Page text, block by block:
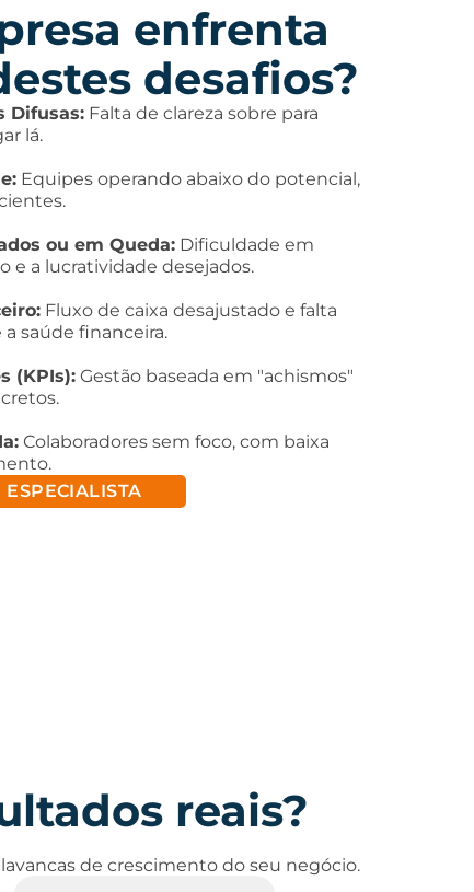
enfrenta
desafios?
Difusas: Falta de clareza sobre para
lá.
Equipes operando abaixo do potencial,
ou em Queda: Dificuldade em
e a lucratividade desejados.
Fluxo de caixa desajustado e falta
saúde financeira.
(KPIs): Gestão baseada em "achismos"
Colaboradores sem foco, com baixa
reais?
de crescimento do seu negócio.